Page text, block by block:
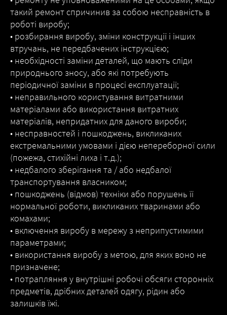
такий ремонт спричинив за собою несправність в
роботі виробу;
• розбирання виробу, зміни конструкції і інших
втручань, не передбачених інструкцією;
• необхідності заміни деталей, що мають сліди
природнього зносу, або які потребують
періодичної заміни в процесі експлуатації;
• неправильного користування витратними
матеріалами або використання витратних
матеріалів, непридатних для даного вироби;
• несправностей і пошкоджень, викликаних
екстремальними умовами і дією непереборної сили
(пожежа, стихійні лиха і т.д.);
• недбалого зберігання та / або недбалої
транспортування власником;
• пошкоджень (відмов) техніки або порушень її
нормальної роботи, викликаних тваринами або
комахами;
• включення виробу в мережу з неприпустимими
параметрами;
• використання виробу з метою, для яких воно не
призначене;
• потрапляння у внутрішні робочі обсяги сторонніх
предметів, дрібних деталей одягу, рідин або
залишків їжі.